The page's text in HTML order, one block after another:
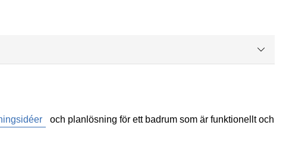
och planlösning för ett badrum som är funktionellt och